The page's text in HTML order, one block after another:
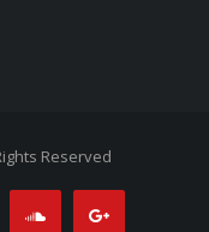
Reserved
SoundcloudGoogle+